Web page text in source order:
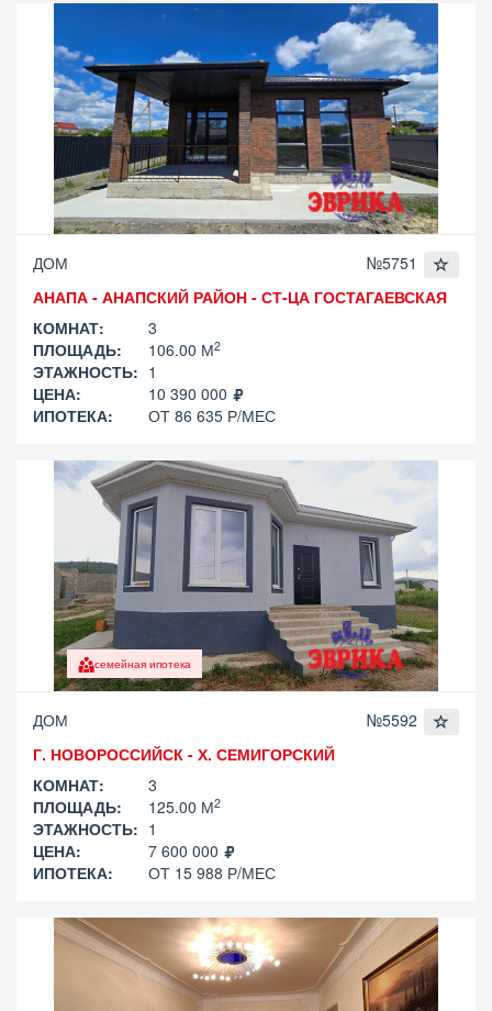
ДОМ
№5751
АНАПА - АНАПСКИЙ РАЙОН - СТ-ЦА ГОСТАГАЕВСКАЯ
КОМНАТ:
3
ПЛОЩАДЬ:
106.00 М2
ЭТАЖНОСТЬ: 1
ЦЕНА:
10 390 000
ИПОТЕКА:
ОТ 86 635 Р/МЕС
семейная ипотека
ДОМ
№5592
Г. НОВОРОССИЙСК - Х. СЕМИГОРСКИЙ
КОМНАТ:
3
ПЛОЩАДЬ:
125.00 М2
ЭТАЖНОСТЬ: 1
ЦЕНА:
7 600 000
ИПОТЕКА:
ОТ 15 988 Р/МЕС